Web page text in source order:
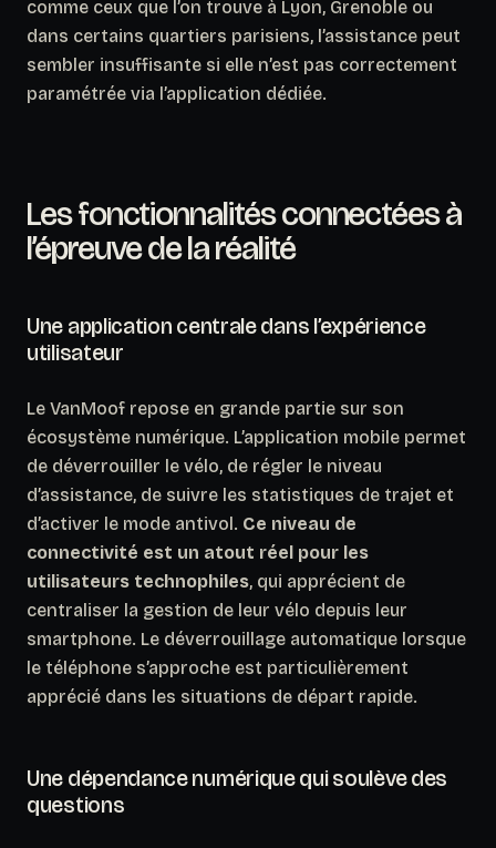
comme ceux que l’on trouve à Lyon, Grenoble ou
dans certains quartiers parisiens, l’assistance peut
sembler insuffisante si elle n’est pas correctement
paramétrée via l’application dédiée.
Les fonctionnalités connectées à
l’épreuve de la réalité
Une application centrale dans l’expérience
utilisateur
Le VanMoof repose en grande partie sur son
écosystème numérique. L’application mobile permet
de déverrouiller le vélo, de régler le niveau
d’assistance, de suivre les statistiques de trajet et
d’activer le mode antivol. Ce niveau de
connectivité est un atout réel pour les
utilisateurs technophiles, qui apprécient de
centraliser la gestion de leur vélo depuis leur
smartphone. Le déverrouillage automatique lorsque
le téléphone s’approche est particulièrement
apprécié dans les situations de départ rapide.
Une dépendance numérique qui soulève des
questions